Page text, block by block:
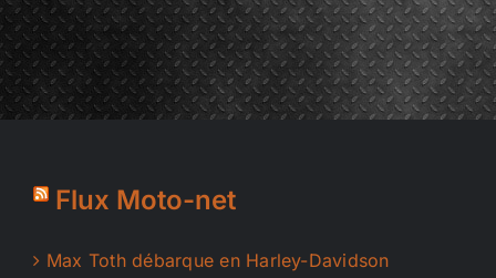
1
Flux Moto-net
Max Toth débarque en Harley-Davidson